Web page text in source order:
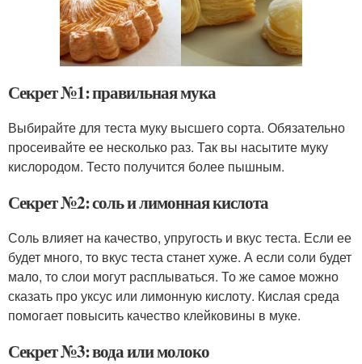
Секрет №1: правильная мука
Выбирайте для теста муку высшего сорта. Обязательно
просеивайте ее несколько раз. Так вы насытите муку
кислородом. Тесто получится более пышным.
Секрет №2: соль и лимонная кислота
Соль влияет на качество, упругость и вкус теста. Если ее
будет много, то вкус теста станет хуже. А если соли будет
мало, то слои могут расплываться. То же самое можно
сказать про уксус или лимонную кислоту. Кислая среда
помогает повысить качество клейковины в муке.
Секрет №3: вода или молоко